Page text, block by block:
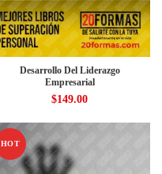
Desarrollo Del Liderazgo
Empresarial
$149.00
HOT